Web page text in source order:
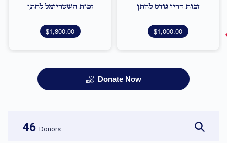
זכות דריי גודס לחתן
$1,000.00
זכות השטריימל לחתן
$1,800.00
Donate Now
46 Donors